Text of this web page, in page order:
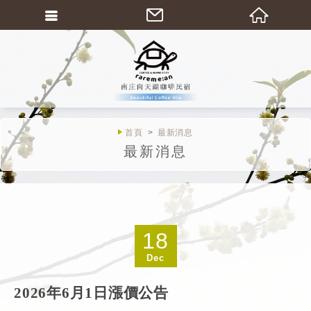
首頁 最新消息
最新消息
18
Dec
2026年6月1日漲價公告
繁體中文